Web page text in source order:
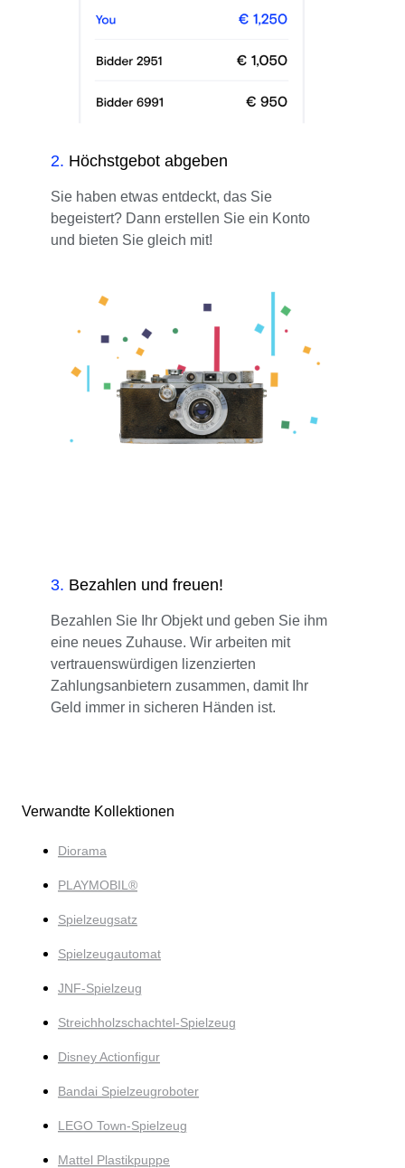
2. Höchstgebot abgeben
Sie haben etwas entdeckt, das Sie
begeistert? Dann erstellen Sie ein Konto
und bieten Sie gleich mit!
3. Bezahlen und freuen!
Bezahlen Sie Ihr Objekt und geben Sie ihm
eine neues Zuhause. Wir arbeiten mit
vertrauenswürdigen lizenzierten
Zahlungsanbietern zusammen, damit Ihr
Geld immer in sicheren Händen ist.
Verwandte Kollektionen
Diorama
PLAYMOBIL®
Spielzeugsatz
Spielzeugautomat
JNF-Spielzeug
Streichholzschachtel-Spielzeug
Disney Actionfigur
Bandai Spielzeugroboter
LEGO Town-Spielzeug
Mattel Plastikpuppe